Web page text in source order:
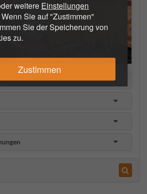
weitere Einstellungen
Sie auf "Zustimmen"
Sie der Speicherung von
zu.
Zustimmen